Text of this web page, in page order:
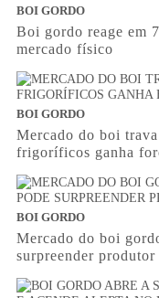
BOI GORDO
Boi gordo reage em
mercado físico
BOI GORDO
Mercado do boi
frigoríficos ganha
BOI GORDO
Mercado do boi
surpreender produtor